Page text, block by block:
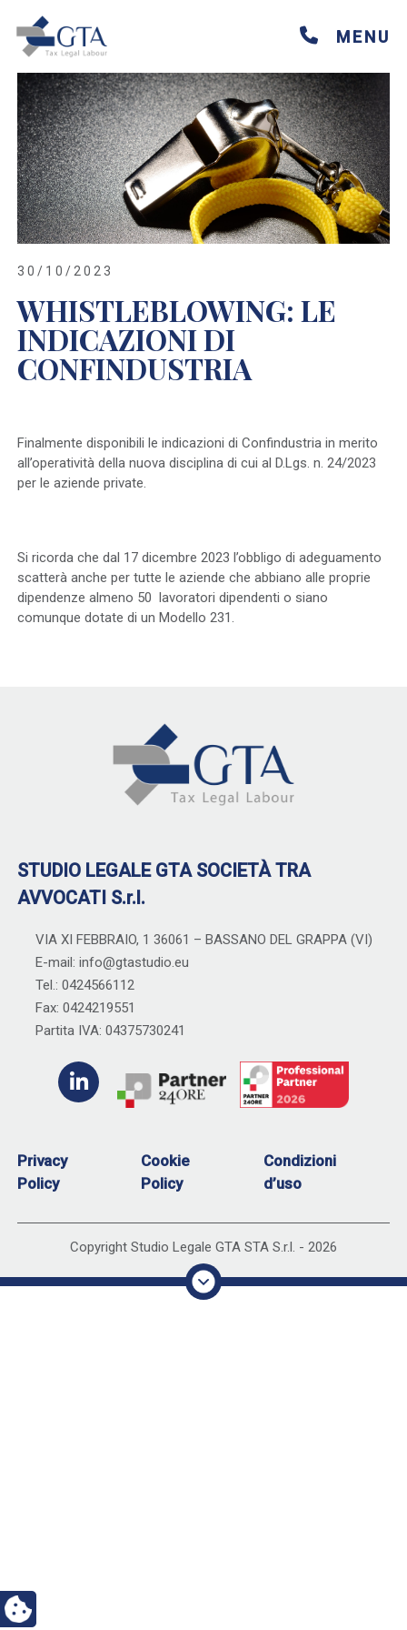
content
MENU
30/10/2023
WHISTLEBLOWING: LE
INDICAZIONI DI
CONFINDUSTRIA
Finalmente disponibili le indicazioni di Confindustria in merito
all’operatività della nuova disciplina di cui al D.Lgs. n. 24/2023
per le aziende private.
Si ricorda che dal 17 dicembre 2023 l’obbligo di adeguamento
scatterà anche per tutte le aziende che abbiano alle proprie
dipendenze almeno 50 lavoratori dipendenti o siano
comunque dotate di un Modello 231.
STUDIO LEGALE GTA SOCIETÀ TRA
AVVOCATI S.r.l.
VIA XI FEBBRAIO, 1 36061 – BASSANO DEL GRAPPA (VI)
E-mail: info@gtastudio.eu
Tel.: 0424566112
Fax: 0424219551
Partita IVA: 04375730241
Privacy
Policy
Cookie
Policy
Condizioni
d’uso
Copyright Studio Legale GTA STA S.r.l. - 2026